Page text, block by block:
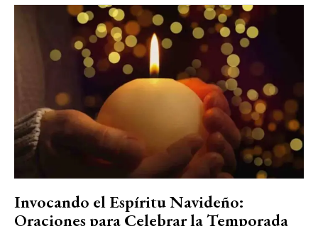
Invocando el Espíritu Navideño:
Oraciones para Celebrar la Temporada